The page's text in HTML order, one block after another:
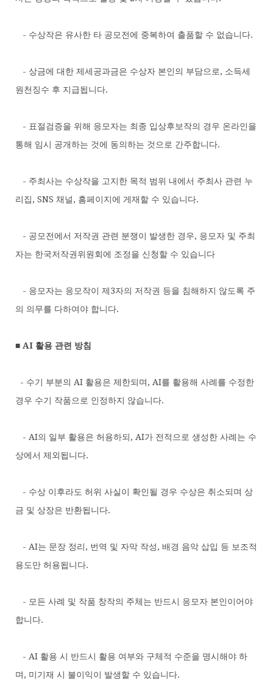
- 수상작은 유사한 타 공모전에 중복하여 출품할 수 없습니다.
- 상금에 대한 제세공과금은 수상자 본인의 부담으로, 소득세
원천징수 후 지급됩니다.
- 표절검증을 위해 응모자는 최종 입상후보작의 경우 온라인을
통해 임시 공개하는 것에 동의하는 것으로 간주합니다.
- 주최사는 수상작을 고지한 목적 범위 내에서 주최사 관련 누
리집, SNS 채널, 홈페이지에 게재할 수 있습니다.
- 공모전에서 저작권 관련 분쟁이 발생한 경우, 응모자 및 주최
자는 한국저작권위원회에 조정을 신청할 수 있습니다
- 응모자는 응모작이 제3자의 저작권 등을 침해하지 않도록 주
의 의무를 다하여야 합니다.
■ AI 활용 관련 방침
- 수기 부분의 AI 활용은 제한되며, AI를 활용해 사례를 수정한
경우 수기 작품으로 인정하지 않습니다.
- AI의 일부 활용은 허용하되, AI가 전적으로 생성한 사례는 수
상에서 제외됩니다.
- 수상 이후라도 허위 사실이 확인될 경우 수상은 취소되며 상
금 및 상장은 반환됩니다.
- AI는 문장 정리, 번역 및 자막 작성, 배경 음악 삽입 등 보조적
용도만 허용됩니다.
- 모든 사례 및 작품 창작의 주체는 반드시 응모자 본인이어야
합니다.
- AI 활용 시 반드시 활용 여부와 구체적 수준을 명시해야 하
며, 미기재 시 불이익이 발생할 수 있습니다.